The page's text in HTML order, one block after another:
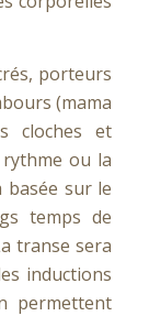
porteurs
(mama
cloches et
ou la
basée sur le
temps de
transe sera
inductions
permettent